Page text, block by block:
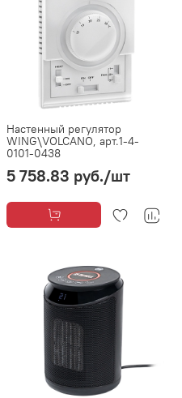
Настенный регулятор
WING\VOLCANO, арт.1-4-
0101-0438
5 758.83 руб./шт